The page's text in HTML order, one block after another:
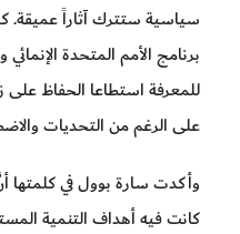
سياسية ستترك آثاراً عميقة.
برنامج الأمم المتحدة
للمعرفة استطاعا الحفاظ على
على الرغم من التحديات
وأكدت سارة بوول في كلمتها
كانت فيه أهداف التنمية